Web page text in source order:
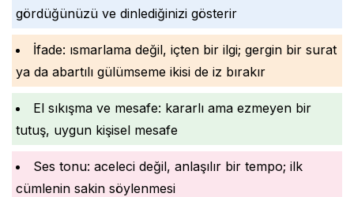
gördüğünüzü ve dinlediğinizi gösterir
İfade: ısmarlama değil, içten bir ilgi; gergin bir surat
ya da abartılı gülümseme ikisi de iz bırakır
El sıkışma ve mesafe: kararlı ama ezmeyen bir
tutuş, uygun kişisel mesafe
Ses tonu: aceleci değil, anlaşılır bir tempo; ilk
cümlenin sakin söylenmesi